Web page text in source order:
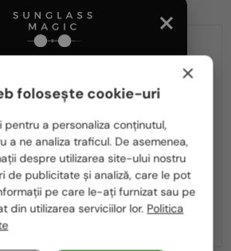
MIU MIU—Ochelari de soare
MU 11ZS - 16K01O - 51
1 133 RON
/ RO
/ PL
/ HU
Arab Emirates / EN
×
folosește cookie-uri
pentru a personaliza conținutul,
a ne analiza traficul. De asemenea,
despre utilizarea site-ului nostru
de publicitate și analiză, care le pot
pe care le-ați furnizat sau pe
din utilizarea serviciilor lor. Politica